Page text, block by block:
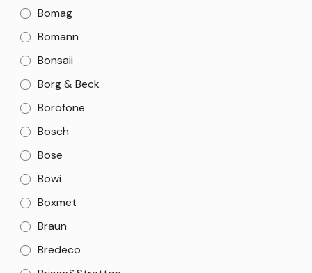
Bomag
Bomann
Bonsaii
Borg & Beck
Borofone
Bosch
Bose
Bowi
Boxmet
Braun
Bredeco